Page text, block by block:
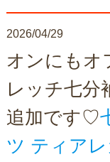
2026/04/29
オンにもオ
レッチ七分
追加です♡
ツ ティア